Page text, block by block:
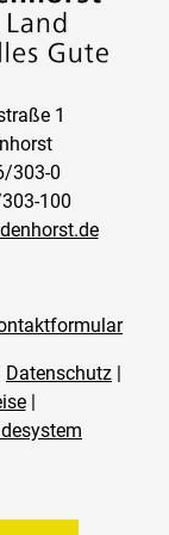
1
303-0
100
Datenschutz |
|